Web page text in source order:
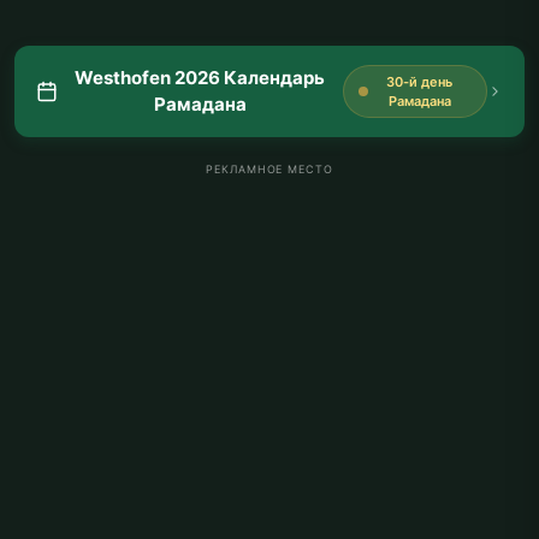
Westhofen 2026 Календарь
Рамадана
30-й день
Рамадана
РЕКЛАМНОЕ МЕСТО